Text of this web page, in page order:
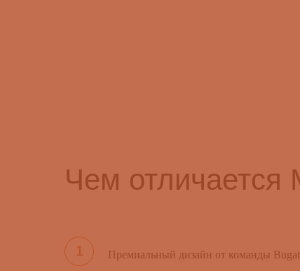
Чем отличается
Премиальный дизайн от команды